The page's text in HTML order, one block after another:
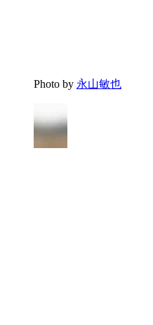
Photo by 永山敏也